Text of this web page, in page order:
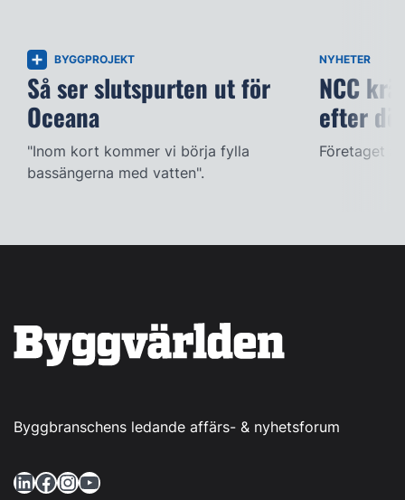
BYGGPROJEKT
Så ser slutspurten ut för
Oceana
"Inom kort kommer vi börja fylla
bassängerna med vatten".
NYHETER
NCC
efter
Företaget
Byggbranschens ledande affärs- & nyhetsforum
LinkedIn Facebook InstagramYouTube